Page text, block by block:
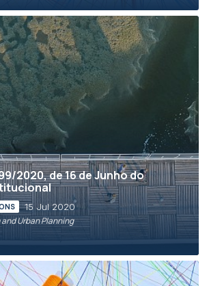
2020, de 16 de Junho do
15 Jul 2020
Urban Planning